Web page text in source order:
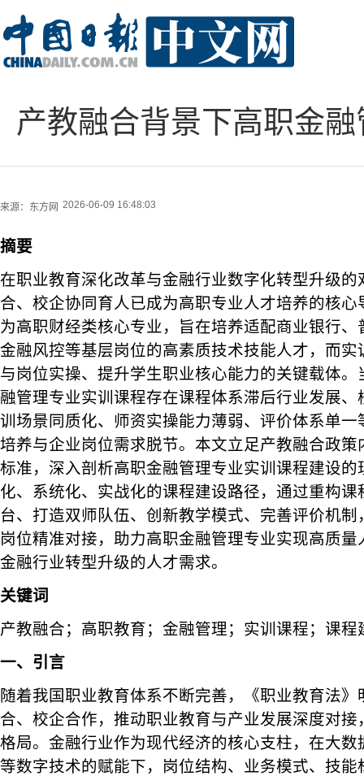
产教融合背景下高职金
来源： 东方网 2026-06-09 16:48:03
摘要
在职业教育深化改革与金融行业数字化转型升级的
合、校企协同育人已成为高职专业人才培养的核
为高职财经类核心专业，旨在培养适配商业银行
金融风控等基层岗位的高素质技术技能人才，而
与岗位实操、提升学生职业核心能力的关键载体
融管理专业实训课程存在课程体系滞后行业发展
训场景同质化、师资实操能力薄弱、评价体系单
培养与企业岗位需求脱节。本文立足产教融合政
标准，深入剖析高职金融管理专业实训课程建设的
化、系统化、实战化的课程建设路径，通过重构
台、打造双师队伍、创新教学模式、完善评价机
岗位精准对接，助力高职金融管理专业实现高质
金融行业转型升级的人才需求。
关键词
产教融合；高职教育；金融管理；实训课程；课程
一、引言
随着我国职业教育体系不断完善，《职业教育法
合、校企合作，推动职业教育与产业发展深度对
格局。金融行业作为现代经济的核心支柱，在大
等数字技术的赋能下，岗位结构、业务模式、技